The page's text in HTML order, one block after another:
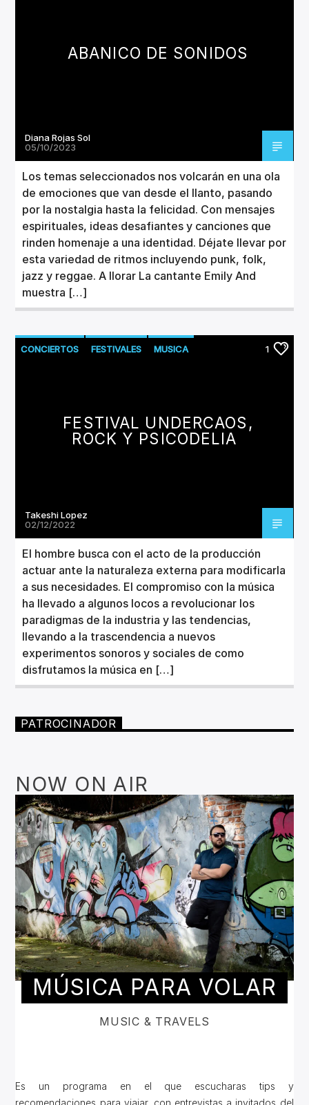
ABANICO DE SONIDOS
Diana Rojas Sol
05/10/2023
Los temas seleccionados nos volcarán en una ola
de emociones que van desde el llanto, pasando
por la nostalgia hasta la felicidad. Con mensajes
espirituales, ideas desafiantes y canciones que
rinden homenaje a una identidad. Déjate llevar por
esta variedad de ritmos incluyendo punk, folk,
jazz y reggae. A llorar La cantante Emily And
muestra […]
CONCIERTOS FESTIVALES MUSICA 1
FESTIVAL UNDERCAOS,
ROCK Y PSICODELIA
Takeshi Lopez
02/12/2022
El hombre busca con el acto de la producción
actuar ante la naturaleza externa para modificarla
a sus necesidades. El compromiso con la música
ha llevado a algunos locos a revolucionar los
paradigmas de la industria y las tendencias,
llevando a la trascendencia a nuevos
experimentos sonoros y sociales de como
disfrutamos la música en […]
PATROCINADOR
NOW ON AIR
MÚSICA PARA VOLAR
MUSIC & TRAVELS
Es un programa en el que escucharas tips y